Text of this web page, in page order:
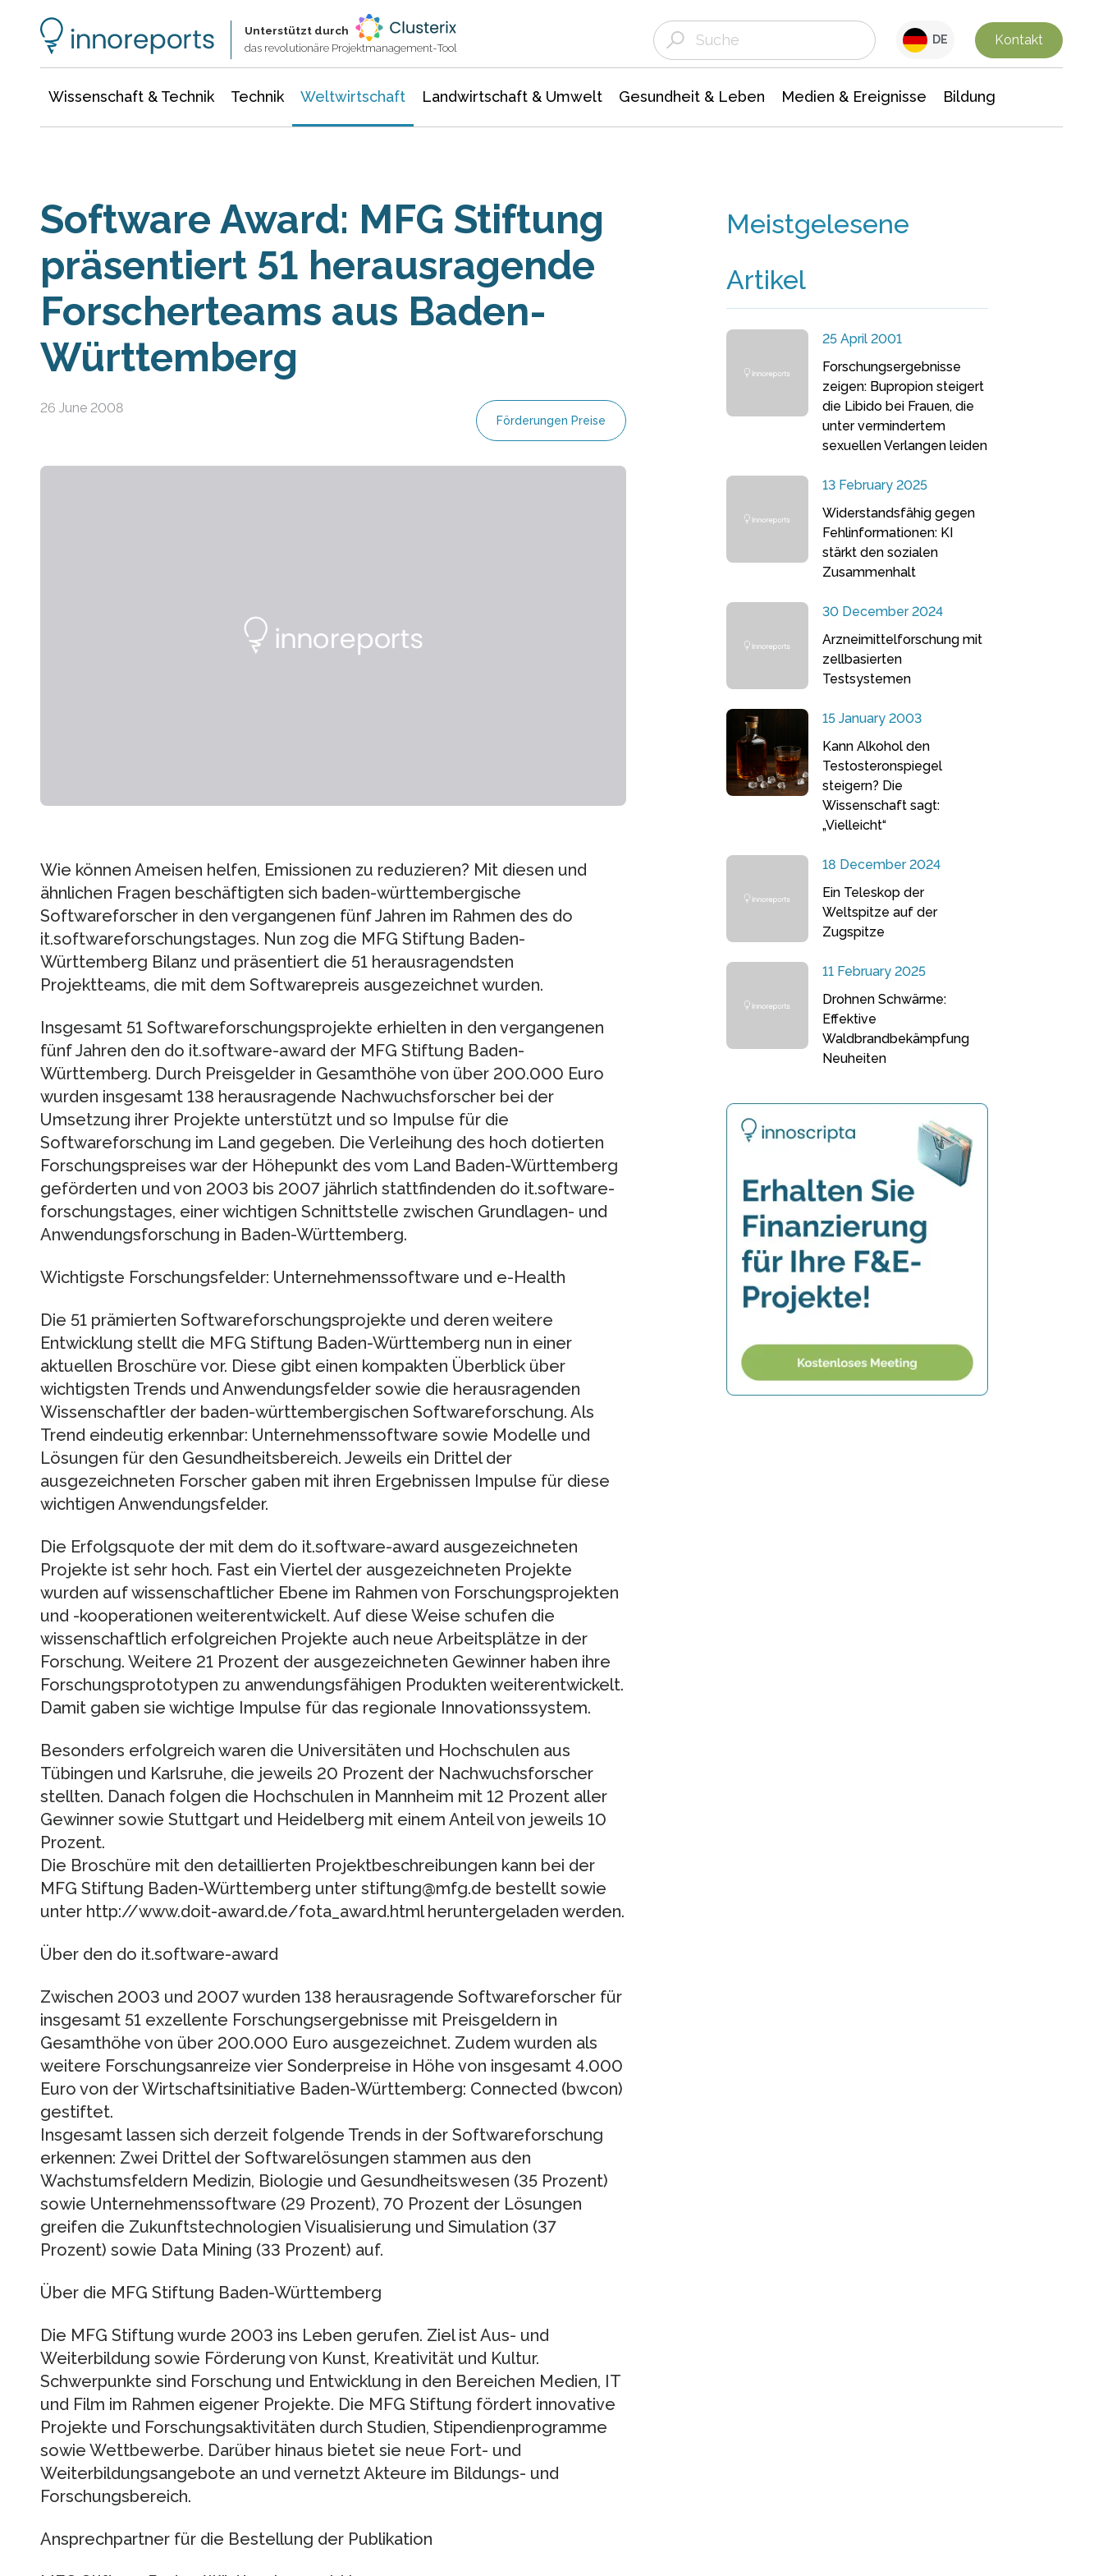
Unterstützt durch
das revolutionäre Projektmanagement-Tool
DE Kontakt
Wissenschaft & Technik Technik Weltwirtschaft Landwirtschaft & Umwelt Gesundheit & Leben Medien & Ereignisse Bildung
Software Award: MFG Stiftung
präsentiert 51 herausragende
Forscherteams aus Baden-
Württemberg
26 June 2008
Förderungen Preise
Wie können Ameisen helfen, Emissionen zu reduzieren? Mit diesen und
ähnlichen Fragen beschäftigten sich baden-württembergische
Softwareforscher in den vergangenen fünf Jahren im Rahmen des do
it.softwareforschungstages. Nun zog die MFG Stiftung Baden-
Württemberg Bilanz und präsentiert die 51 herausragendsten
Projektteams, die mit dem Softwarepreis ausgezeichnet wurden.
Insgesamt 51 Softwareforschungsprojekte erhielten in den vergangenen
fünf Jahren den do it.software-award der MFG Stiftung Baden-
Württemberg. Durch Preisgelder in Gesamthöhe von über 200.000 Euro
wurden insgesamt 138 herausragende Nachwuchsforscher bei der
Umsetzung ihrer Projekte unterstützt und so Impulse für die
Softwareforschung im Land gegeben. Die Verleihung des hoch dotierten
Forschungspreises war der Höhepunkt des vom Land Baden-Württemberg
geförderten und von 2003 bis 2007 jährlich stattfindenden do it.software-
forschungstages, einer wichtigen Schnittstelle zwischen Grundlagen- und
Anwendungsforschung in Baden-Württemberg.
Wichtigste Forschungsfelder: Unternehmenssoftware und e-Health
Die 51 prämierten Softwareforschungsprojekte und deren weitere
Entwicklung stellt die MFG Stiftung Baden-Württemberg nun in einer
aktuellen Broschüre vor. Diese gibt einen kompakten Überblick über
wichtigsten Trends und Anwendungsfelder sowie die herausragenden
Wissenschaftler der baden-württembergischen Softwareforschung. Als
Trend eindeutig erkennbar: Unternehmenssoftware sowie Modelle und
Lösungen für den Gesundheitsbereich. Jeweils ein Drittel der
ausgezeichneten Forscher gaben mit ihren Ergebnissen Impulse für diese
wichtigen Anwendungsfelder.
Die Erfolgsquote der mit dem do it.software-award ausgezeichneten
Projekte ist sehr hoch. Fast ein Viertel der ausgezeichneten Projekte
wurden auf wissenschaftlicher Ebene im Rahmen von Forschungsprojekten
und -kooperationen weiterentwickelt. Auf diese Weise schufen die
wissenschaftlich erfolgreichen Projekte auch neue Arbeitsplätze in der
Forschung. Weitere 21 Prozent der ausgezeichneten Gewinner haben ihre
Forschungsprototypen zu anwendungsfähigen Produkten weiterentwickelt.
Damit gaben sie wichtige Impulse für das regionale Innovationssystem.
Besonders erfolgreich waren die Universitäten und Hochschulen aus
Tübingen und Karlsruhe, die jeweils 20 Prozent der Nachwuchsforscher
stellten. Danach folgen die Hochschulen in Mannheim mit 12 Prozent aller
Gewinner sowie Stuttgart und Heidelberg mit einem Anteil von jeweils 10
Prozent.
Die Broschüre mit den detaillierten Projektbeschreibungen kann bei der
MFG Stiftung Baden-Württemberg unter stiftung@mfg.de bestellt sowie
unter http://www.doit-award.de/fota_award.html heruntergeladen werden.
Über den do it.software-award
Zwischen 2003 und 2007 wurden 138 herausragende Softwareforscher für
insgesamt 51 exzellente Forschungsergebnisse mit Preisgeldern in
Gesamthöhe von über 200.000 Euro ausgezeichnet. Zudem wurden als
weitere Forschungsanreize vier Sonderpreise in Höhe von insgesamt 4.000
Euro von der Wirtschaftsinitiative Baden-Württemberg: Connected (bwcon)
gestiftet.
Insgesamt lassen sich derzeit folgende Trends in der Softwareforschung
erkennen: Zwei Drittel der Softwarelösungen stammen aus den
Wachstumsfeldern Medizin, Biologie und Gesundheitswesen (35 Prozent)
sowie Unternehmenssoftware (29 Prozent), 70 Prozent der Lösungen
greifen die Zukunftstechnologien Visualisierung und Simulation (37
Prozent) sowie Data Mining (33 Prozent) auf.
Über die MFG Stiftung Baden-Württemberg
Die MFG Stiftung wurde 2003 ins Leben gerufen. Ziel ist Aus- und
Weiterbildung sowie Förderung von Kunst, Kreativität und Kultur.
Schwerpunkte sind Forschung und Entwicklung in den Bereichen Medien, IT
und Film im Rahmen eigener Projekte. Die MFG Stiftung fördert innovative
Projekte und Forschungsaktivitäten durch Studien, Stipendienprogramme
sowie Wettbewerbe. Darüber hinaus bietet sie neue Fort- und
Weiterbildungsangebote an und vernetzt Akteure im Bildungs- und
Forschungsbereich.
Ansprechpartner für die Bestellung der Publikation
Meistgelesene
Artikel
25 April 2001
Forschungsergebnisse
zeigen: Bupropion steigert
die Libido bei Frauen, die
unter vermindertem
sexuellen Verlangen leiden
13 February 2025
Widerstandsfähig gegen
Fehlinformationen: KI
stärkt den sozialen
Zusammenhalt
30 December 2024
Arzneimittelforschung mit
zellbasierten
Testsystemen
15 January 2003
Kann Alkohol den
Testosteronspiegel
steigern? Die
Wissenschaft sagt:
„Vielleicht“
18 December 2024
Ein Teleskop der
Weltspitze auf der
Zugspitze
11 February 2025
Drohnen Schwärme:
Effektive
Waldbrandbekämpfung
Neuheiten